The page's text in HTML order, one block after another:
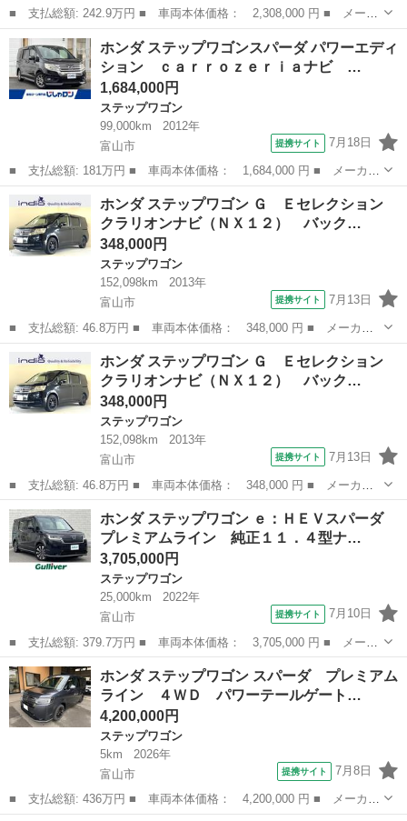
■ 支払総額: 242.9万円 ■ 車両本体価格： 2,308,000 円 ■ メーカ
ー名： ホンダ ■ 車種名： ステップワゴンスパーダ ■ グレード
名： スパーダ ４ＷＤ 純正ナビ Ｂｌｕｅｔｏｏｔｈ バックカ
メラ 両...
富山 高岡市 ステップワゴン
ホンダ ステップワゴンスパーダ パワーエディ
ション ｃａｒｒｏｚｅｒｉａナビ …
1,684,000円
ステップワゴン
99,000km
2012年
富山市
提携サイト 7月18日
■ 支払総額: 181万円 ■ 車両本体価格： 1,684,000 円 ■ メーカー
名： ホンダ ■ 車種名： ステップワゴンスパーダ ■ グレード
名： パワーエディション ｃａｒｒｏｚｅｒｉａナビ フルセグ
両側パワース...
富山 ステップワゴン
ホンダ ステップワゴン Ｇ Ｅセレクション
クラリオンナビ（ＮＸ１２） バック…
348,000円
ステップワゴン
152,098km
2013年
富山市
提携サイト 7月13日
■ 支払総額: 46.8万円 ■ 車両本体価格： 348,000 円 ■ メーカー
名： ホンダ ■ 車種名： ステップワゴン ■ グレード名： Ｇ
Ｅセレクション クラリオンナビ（ＮＸ１２） バックモニター 両
側パワースラ...
富山 ステップワゴン
ホンダ ステップワゴン Ｇ Ｅセレクション
クラリオンナビ（ＮＸ１２） バック…
348,000円
ステップワゴン
152,098km
2013年
富山市
提携サイト 7月13日
■ 支払総額: 46.8万円 ■ 車両本体価格： 348,000 円 ■ メーカー
名： ホンダ ■ 車種名： ステップワゴン ■ グレード名： Ｇ
Ｅセレクション クラリオンナビ（ＮＸ１２） バックモニター 両
側パワースラ...
富山 富山市 ステップワゴン
ホンダ ステップワゴン ｅ：ＨＥＶスパーダ
プレミアムライン 純正１１．４型ナ…
3,705,000円
ステップワゴン
25,000km
2022年
富山市
提携サイト 7月10日
■ 支払総額: 379.7万円 ■ 車両本体価格： 3,705,000 円 ■ メーカ
ー名： ホンダ ■ 車種名： ステップワゴン ■ グレード名：
ｅ：ＨＥＶスパーダ プレミアムライン 純正１１．４型ナビ／フル
セグＴＶ／...
富山 富山市 ステップワゴン
ホンダ ステップワゴン スパーダ プレミアム
ライン ４ＷＤ パワーテールゲート…
4,200,000円
ステップワゴン
5km
2026年
富山市
提携サイト 7月8日
■ 支払総額: 436万円 ■ 車両本体価格： 4,200,000 円 ■ メーカー
名： ホンダ ■ 車種名： ステップワゴン ■ グレード名： スパ